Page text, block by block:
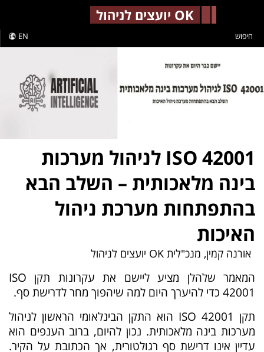
OK יועצים לניהול
EN חיפוש
ISO 42001 לניהול מערכות
בינה מלאכותית – השלב הבא
בהתפתחות מערכת ניהול
האיכות
אורנה קמין, מנכ"לית OK יועצים לניהול
המאמר שלהלן מציע ליישם את עקרונות תקן ISO
42001 כדי להיערך היום למה שיהפוך מחר לדרישת סף.
תקן ISO 42001 הוא התקן הבינלאומי הראשון לניהול
מערכות בינה מלאכותית. נכון להיום, ברוב הענפים הוא
עדיין אינו דרישת סף רגולטורית, אך הכתובת על הקיר.